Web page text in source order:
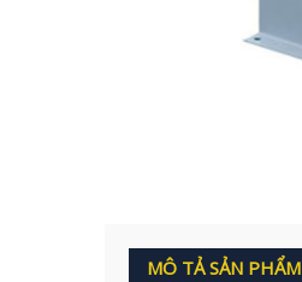
MÔ TẢ SẢN PHẨM